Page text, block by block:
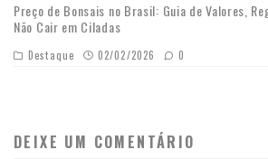
Preço de Bonsais no Brasil: Guia de Valores,
Não Cair em Ciladas
Destaque 02/02/2026 0
DEIXE UM COMENTÁRIO